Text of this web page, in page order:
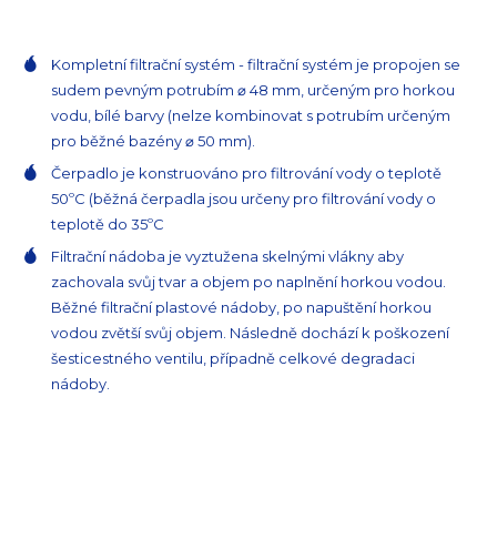
Kompletní filtrační systém - filtrační systém je propojen se
sudem pevným potrubím ⌀ 48 mm, určeným pro horkou
vodu, bílé barvy (nelze kombinovat s potrubím určeným
pro běžné bazény ⌀ 50 mm).
Čerpadlo je konstruováno pro filtrování vody o teplotě
50ºC (běžná čerpadla jsou určeny pro filtrování vody o
teplotě do 35ºC
Filtrační nádoba je vyztužena skelnými vlákny aby
zachovala svůj tvar a objem po naplnění horkou vodou.
Běžné filtrační plastové nádoby, po napuštění horkou
vodou zvětší svůj objem. Následně dochází k poškození
šesticestného ventilu, případně celkové degradaci
nádoby.